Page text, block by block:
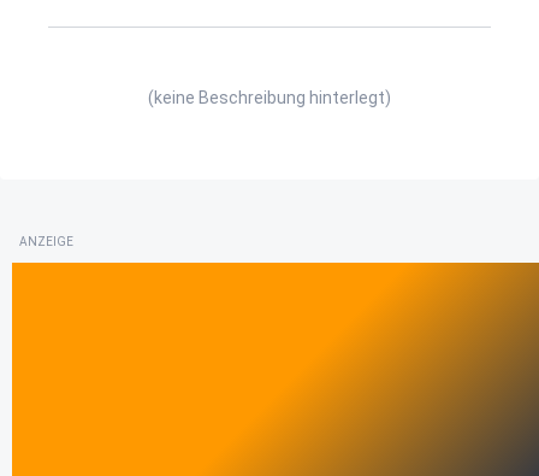
(keine Beschreibung hinterlegt)
ANZEIGE